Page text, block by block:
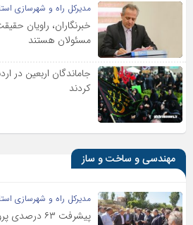
مدیرکل راه و شهرسازی
خبرنگاران، راویان
مسئولان هستند
جاماندگان اربعین در
کردند
مهندسی و ساخت و ساز
مدیرکل راه و شهرسازی
پیشرفت ۶۳ درصدی پروژه احداث کمربندی خلخال